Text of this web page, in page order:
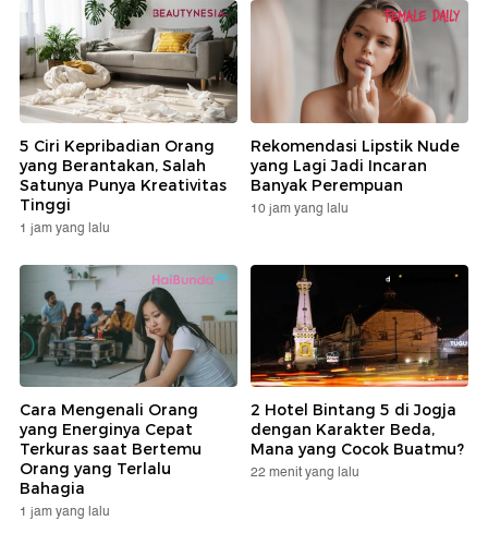
5 Ciri Kepribadian Orang
yang Berantakan, Salah
Satunya Punya Kreativitas
Tinggi
1 jam yang lalu
Rekomendasi Lipstik Nude
yang Lagi Jadi Incaran
Banyak Perempuan
10 jam yang lalu
Cara Mengenali Orang
yang Energinya Cepat
Terkuras saat Bertemu
Orang yang Terlalu
Bahagia
1 jam yang lalu
2 Hotel Bintang 5 di Jogja
dengan Karakter Beda,
Mana yang Cocok Buatmu?
22 menit yang lalu